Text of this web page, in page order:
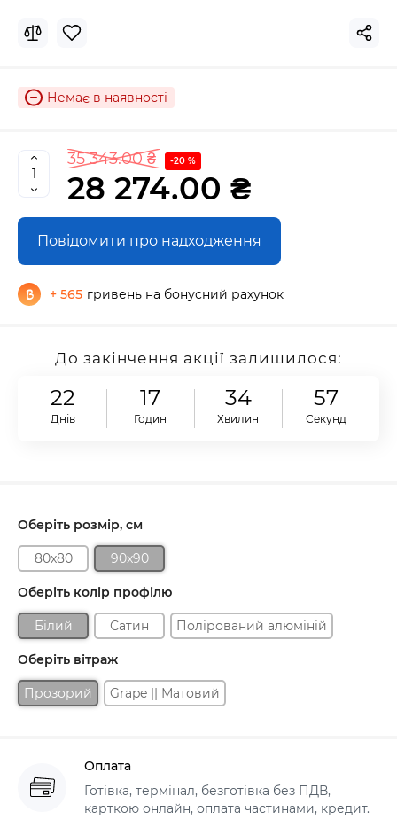
Немає в наявності
35 343.00 ₴ -20 %
28 274.00 ₴
Повідомити про надходження
+ 565 гривень на бонусний рахунок
До закінчення акції залишилося:
22
Днів
17
Годин
34
Хвилин
56
Секунд
Оберіть розмір, см
80x80 90x90
Оберіть колір профілю
Білий Сатин Полірований алюміній
Оберіть вітраж
Прозорий Grape || Матовий
Оплата
Готівка, термінал, безготівка без ПДВ,
карткою онлайн, оплата частинами, кредит.